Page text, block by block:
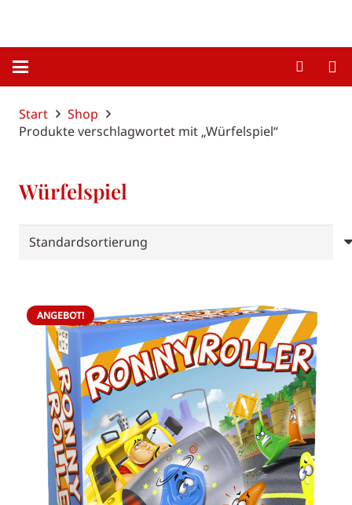
Start
Shop
Produkte verschlagwortet mit „Würfelspiel“
Würfelspiel
ANGEBOT!